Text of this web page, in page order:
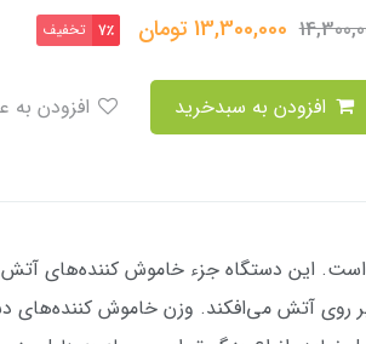
13,300,000تومان 7٪ تخفیف
این دستگاه جزء خاموش کننده‌های آتش